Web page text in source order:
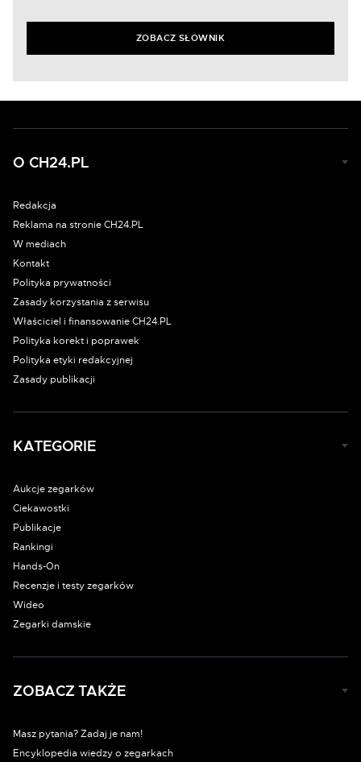
ZOBACZ SŁOWNIK
O CH24.PL
Redakcja
Reklama na stronie CH24.PL
W mediach
Kontakt
Polityka prywatności
Zasady korzystania z serwisu
Właściciel i finansowanie CH24.PL
Polityka korekt i poprawek
Polityka etyki redakcyjnej
Zasady publikacji
KATEGORIE
Aukcje zegarków
Ciekawostki
Publikacje
Rankingi
Hands-On
Recenzje i testy zegarków
Wideo
Zegarki damskie
ZOBACZ TAKŻE
Masz pytania? Zadaj je nam!
Encyklopedia wiedzy o zegarkach